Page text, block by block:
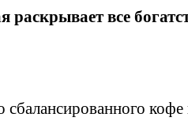
раскрывает все
сбалансированного